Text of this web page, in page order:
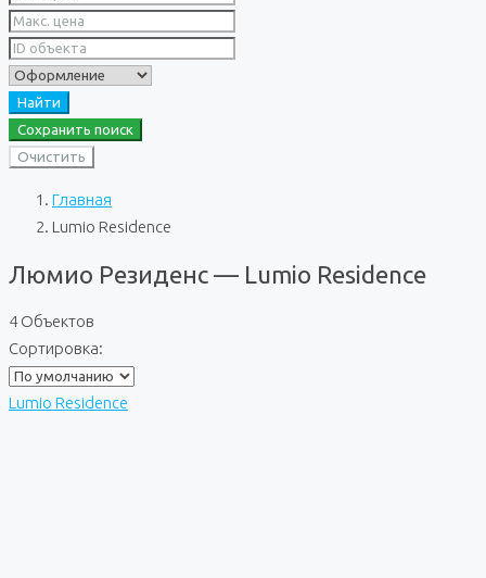
Найти
Сохранить поиск
Очистить
Главная
Lumio Residence
Люмио Резиденс — Lumio Residence
4 Объектов
Сортировка:
Lumio Residence